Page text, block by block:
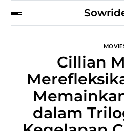
Cillian
dalam